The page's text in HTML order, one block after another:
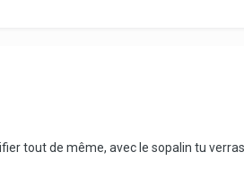
tout de même, avec le sopalin tu